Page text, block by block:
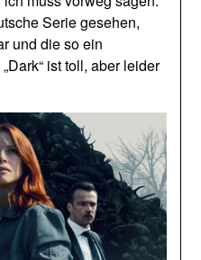
Serie gesehen,
und die so ein
ist toll, aber leider